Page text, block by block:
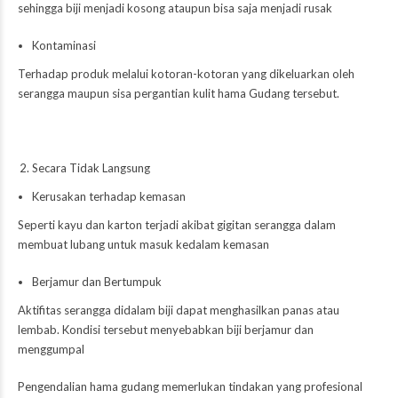
sehingga biji menjadi kosong ataupun bisa saja menjadi rusak
Kontaminasi
Terhadap produk melalui kotoran-kotoran yang dikeluarkan oleh
serangga maupun sisa pergantian kulit hama Gudang tersebut.
Secara Tidak Langsung
Kerusakan terhadap kemasan
Seperti kayu dan karton terjadi akibat gigitan serangga dalam
membuat lubang untuk masuk kedalam kemasan
Berjamur dan Bertumpuk
Aktifitas serangga didalam biji dapat menghasilkan panas atau
lembab. Kondisi tersebut menyebabkan biji berjamur dan
menggumpal
Pengendalian hama gudang memerlukan tindakan yang profesional